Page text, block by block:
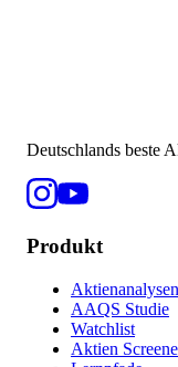
Deutschlands beste
Produkt
Aktienanalysen
AAQS Studie
Watchlist
Aktien